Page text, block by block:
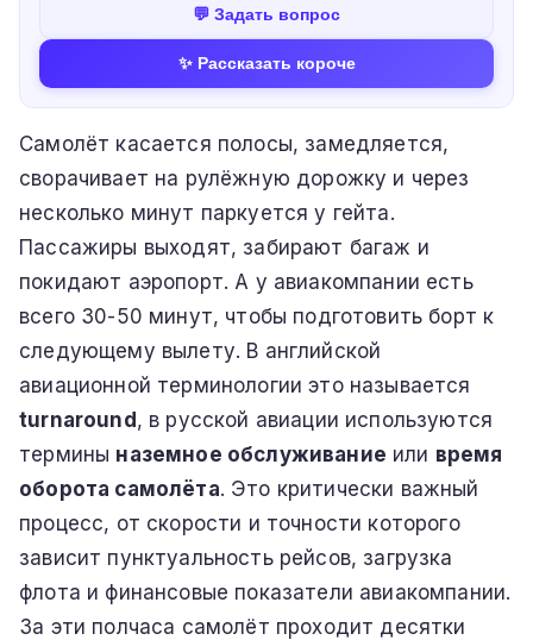
💬 Задать вопрос
✨ Рассказать короче
Самолёт касается полосы, замедляется,
сворачивает на рулёжную дорожку и через
несколько минут паркуется у гейта.
Пассажиры выходят, забирают багаж и
покидают аэропорт. А у авиакомпании есть
всего 30-50 минут, чтобы подготовить борт к
следующему вылету. В английской
авиационной терминологии это называется
turnaround, в русской авиации используются
термины наземное обслуживание или время
оборота самолёта. Это критически важный
процесс, от скорости и точности которого
зависит пунктуальность рейсов, загрузка
флота и финансовые показатели авиакомпании.
За эти полчаса самолёт проходит десятки